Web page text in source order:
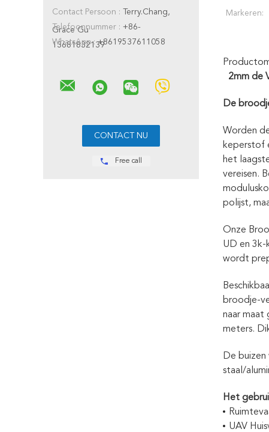
Contact Persoon : Terry.Chang,
Grace Gu
Telefoonnummer : +86-
13681832139
WhatsApp :+8619537611058
Free call
Markeren:
2mm de
De
Worden
keperstof
het
vereisen.
polijst,
Onze
UD en
wordt
broodje-
naar maat
meters.
De
staal/
Het
UAV